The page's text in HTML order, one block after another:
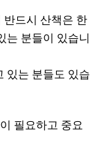
반드시 산책은 한
는 분들이 있습니
있는 분들도 있습
필요하고 중요